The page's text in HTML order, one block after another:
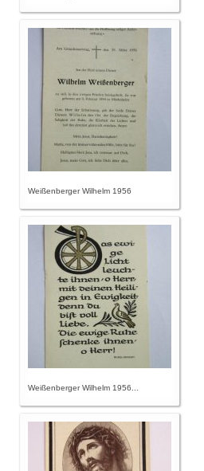
Weißenberger Wilhelm 1956
Weißenberger Wilhelm 1956...